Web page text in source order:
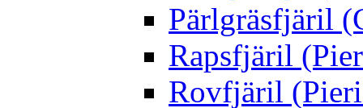
Pärlgräsfjäril
Rapsfjäril
Rovfjäril